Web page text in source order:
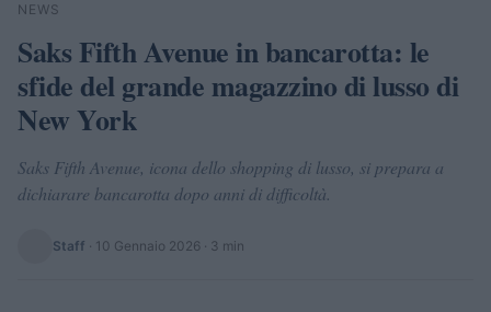
Cerca
NEWS
Saks Fifth Avenue in bancarotta: le
sfide del grande magazzino di lusso di
New York
Saks Fifth Avenue, icona dello shopping di lusso, si prepara a
dichiarare bancarotta dopo anni di difficoltà.
Staff · 10 Gennaio 2026 · 3 min